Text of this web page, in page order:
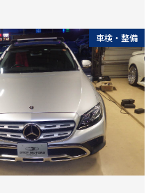
車検・整備